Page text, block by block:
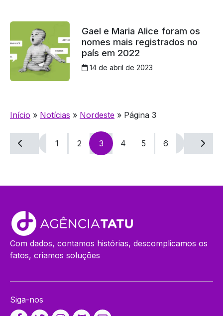
Gael e Maria Alice foram os
nomes mais registrados no
país em 2022
14 de abril de 2023
Início » Notícias » Nordeste » Página 3
Navegação
por
1 2 3 4 5 6
Com dados, contamos histórias, descomplicamos os
fatos, criamos soluções
Siga-nos